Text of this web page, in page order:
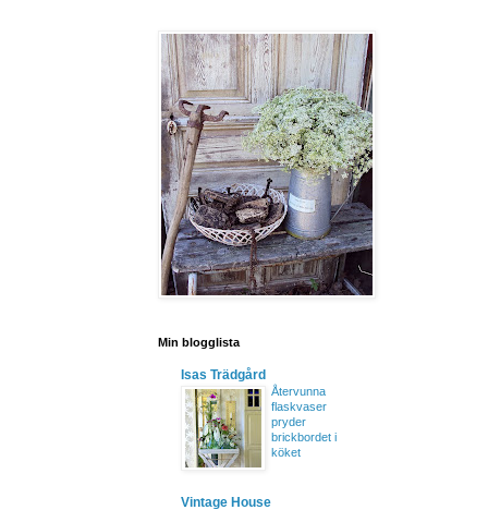
Min blogglista
Isas Trädgård
Återvunna
flaskvaser
pryder
brickbordet i
köket
Vintage House